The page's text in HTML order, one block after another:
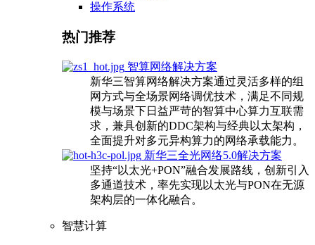
操作系统
热门推荐
智算网络解决方案
新华三智算网络解决方案通过灵活多样的组
网方式与全场景网络调优技术，满足不同规
模与场景下日益严苛的智算中心算力互联需
求，兼具创新的DDC架构与经典以太架构，
全面提升对多元异构算力的网络承载能力。
新华三全光网络5.0解决方案
坚持“以太光+PON”融合发展路线，创新引入
多通道技术，率先实现以太光与PON在无源
架构层的一体化融合。
智慧计算